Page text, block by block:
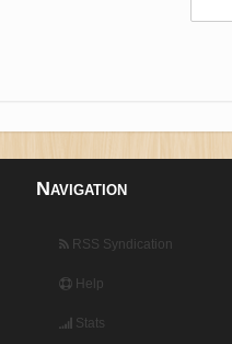
Navigation
RSS Syndication
Help
Stats